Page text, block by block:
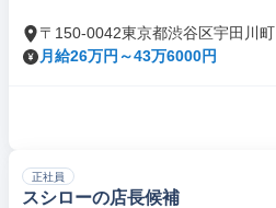
〒150-0042東京都渋谷区宇田川町
月給26万円～43万6000円
正社員
スシローの店長候補